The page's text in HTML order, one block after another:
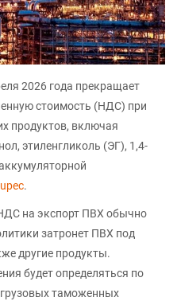
2026 года прекращает
стоимость (НДС) при
продуктов, включая
этиленгликоль (ЭГ), 1,4-
.
на экспорт ПВХ обычно
затронет ПВХ под
другие продукты.
будет определяться по
таможенных